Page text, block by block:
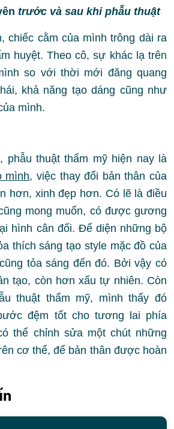
trước và sau khi phẫu thuật
chiếc cằm của mình trông dài ra
huyệt. Theo cô, sự khác lạ trên
so với thời mới đăng quang
khả năng tạo dáng cũng như
mình.
phẫu thuật thẩm mỹ hiện nay là
mình, việc thay đổi bản thân của
hơn, xinh đẹp hơn. Có lẽ là điều
mong muốn, có được gương
hình cân đối. Để diện những bộ
thích sáng tạo style mặc đồ của
tỏa sáng đến đó. Bởi vậy có
tạo, còn hơn xấu tự nhiên. Còn
thuật thẩm mỹ, mình thấy đó
đệm tốt cho tương lai phía
thể chỉnh sửa một chút những
cơ thể, để bản thân được hoàn